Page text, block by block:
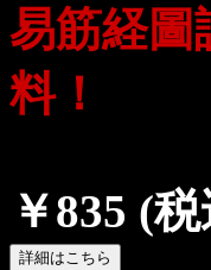
易筋経
料！
￥835 (税